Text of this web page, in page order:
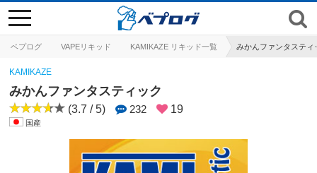
ベプログ VAPEリキッド KAMIKAZE リキッド一覧 みかんファンタスティ
toggle
navigation
KAMIKAZE
みかんファンタスティック
(3.7 / 5) 232 19
国産